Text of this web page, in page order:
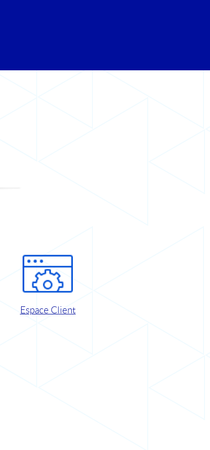
Espace Client